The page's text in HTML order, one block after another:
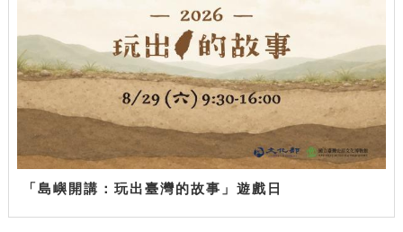
「島嶼開講：玩出臺灣的故事」遊戲日